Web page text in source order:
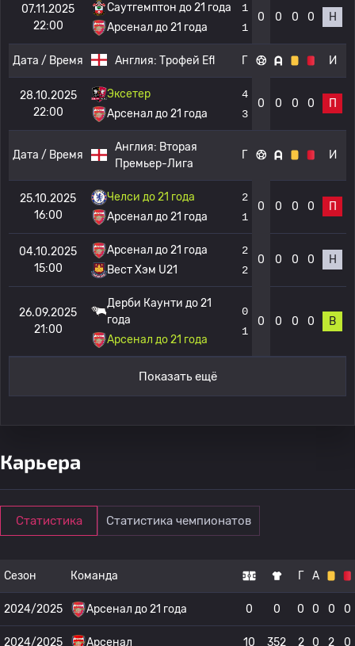
07.11.2025
22:00
Саутгемптон до 21 года
Арсенал до 21 года
1
1
0 0 0 0 Н
Дата / Время Англия: Трофей Efl Г И
28.10.2025
22:00
Эксетер
Арсенал до 21 года
4
3
0 0 0 0 П
Дата / Время
Англия: Вторая
Премьер-Лига
Г И
25.10.2025
16:00
Челси до 21 года
Арсенал до 21 года
2
1
0 0 0 0 П
04.10.2025
15:00
Арсенал до 21 года
Вест Хэм U21
2
2
0 0 0 0 Н
26.09.2025
21:00
Дерби Каунти до 21
года
Арсенал до 21 года
0
1
0 0 0 0 В
Показать ещё
Карьера
Статистика Статистика чемпионатов
Сезон Команда Г А
2024/2025 Арсенал до 21 года 0 0 0 0 0 0
2024/2025 Арсенал 10 352 2 0 2 0